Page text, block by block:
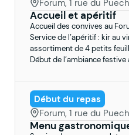
Forum, 1 rue du
Accueil et apéritif
Accueil des convives au
Service de l’apéritif : kir au
assortiment de 4 petits
Début de l’ambiance festive
Début du repas
Forum, 1 rue du
Menu